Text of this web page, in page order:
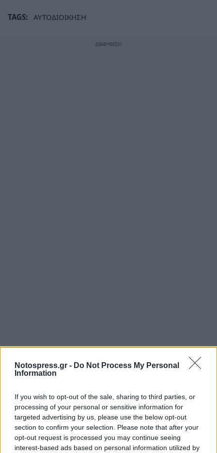
Notospress.gr - Do Not Process My Personal
Information
If you wish to opt-out of the sale, sharing to third parties, or
processing of your personal or sensitive information for
targeted advertising by us, please use the below opt-out
section to confirm your selection. Please note that after your
opt-out request is processed you may continue seeing
interest-based ads based on personal information utilized by
TAGS: ΑΥΤΟΔΙΟΙΚΗΣΗ
Σχετικά Άρθρα